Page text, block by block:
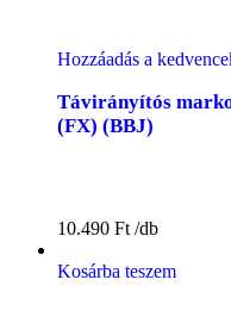
Hozzáadás a
Távirányítós
(FX) (BBJ)
10.490 Ft
Kosárba teszem